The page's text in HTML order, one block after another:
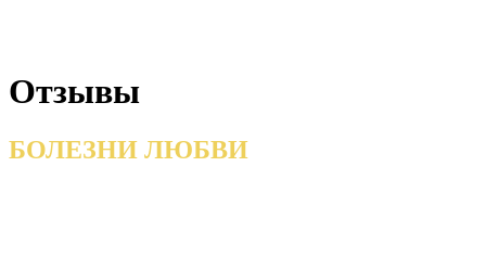
Отзывы
БОЛЕЗНИ ЛЮБВИ